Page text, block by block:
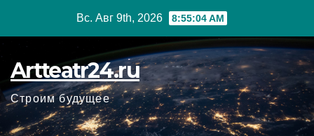
Вс. Авг 9th, 2026 8:55:05 AM
Artteatr24.ru
Строим будущее